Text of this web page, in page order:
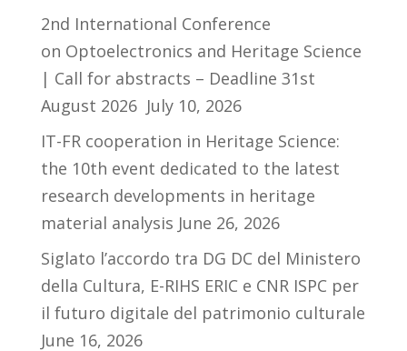
2nd International Conference
on Optoelectronics and Heritage Science
| Call for abstracts – Deadline 31st
August 2026 July 10, 2026
IT-FR cooperation in Heritage Science:
the 10th event dedicated to the latest
research developments in heritage
material analysis June 26, 2026
Siglato l’accordo tra DG DC del Ministero
della Cultura, E-RIHS ERIC e CNR ISPC per
il futuro digitale del patrimonio culturale
June 16, 2026